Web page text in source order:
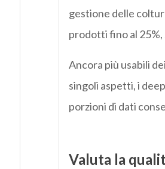
gestione delle
prodotti fino al
Ancora più usabili
singoli aspetti, i
porzioni di dati
Valuta la